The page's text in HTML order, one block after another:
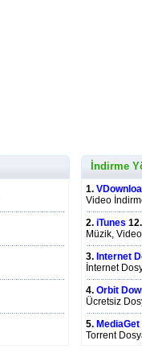
İndirme
1.
Video
2. iTunes
Müzik,
3. Internet
İnternet
4. Orbit
Ücretsiz
5. MediaGet
Torrent